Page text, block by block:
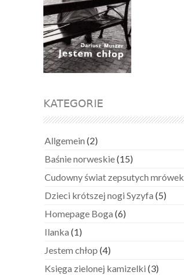
KATEGORIE
Allgemein (2)
Baśnie norweskie(15)
Cudowny świat zepsutych mrówek
Dzieci krótszej nogi Syzyfa (5)
Homepage Boga (6)
Ilanka (1)
Jestem chłop (4)
Księga zielonej kamizelki (3)